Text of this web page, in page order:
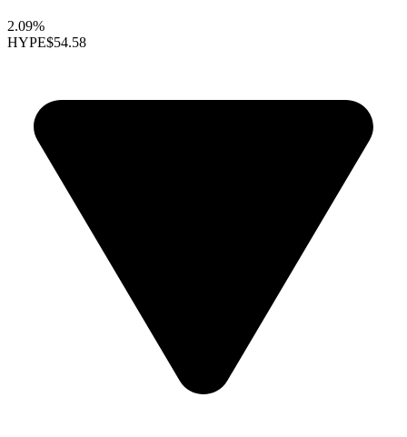
2.09%
HYPE$54.58